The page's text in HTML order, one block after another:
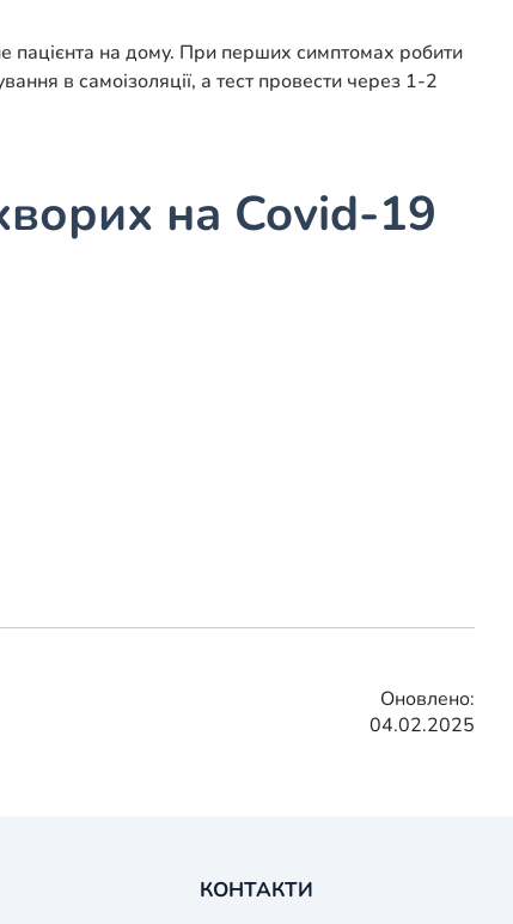
пацієнта на дому. При перших симптомах робити
в самоізоляції, а тест провести через 1-2
на Covid-19
Оновлено:
04.02.2025
КОНТАКТИ